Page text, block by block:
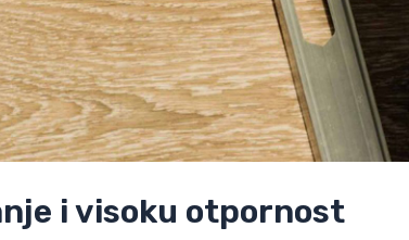
i visoku otpornost